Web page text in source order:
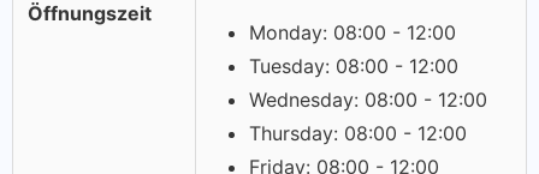
Öffnungszeit
Monday: 08:00 - 12:00
Tuesday: 08:00 - 12:00
Wednesday: 08:00 - 12:00
Thursday: 08:00 - 12:00
Friday: 08:00 - 12:00